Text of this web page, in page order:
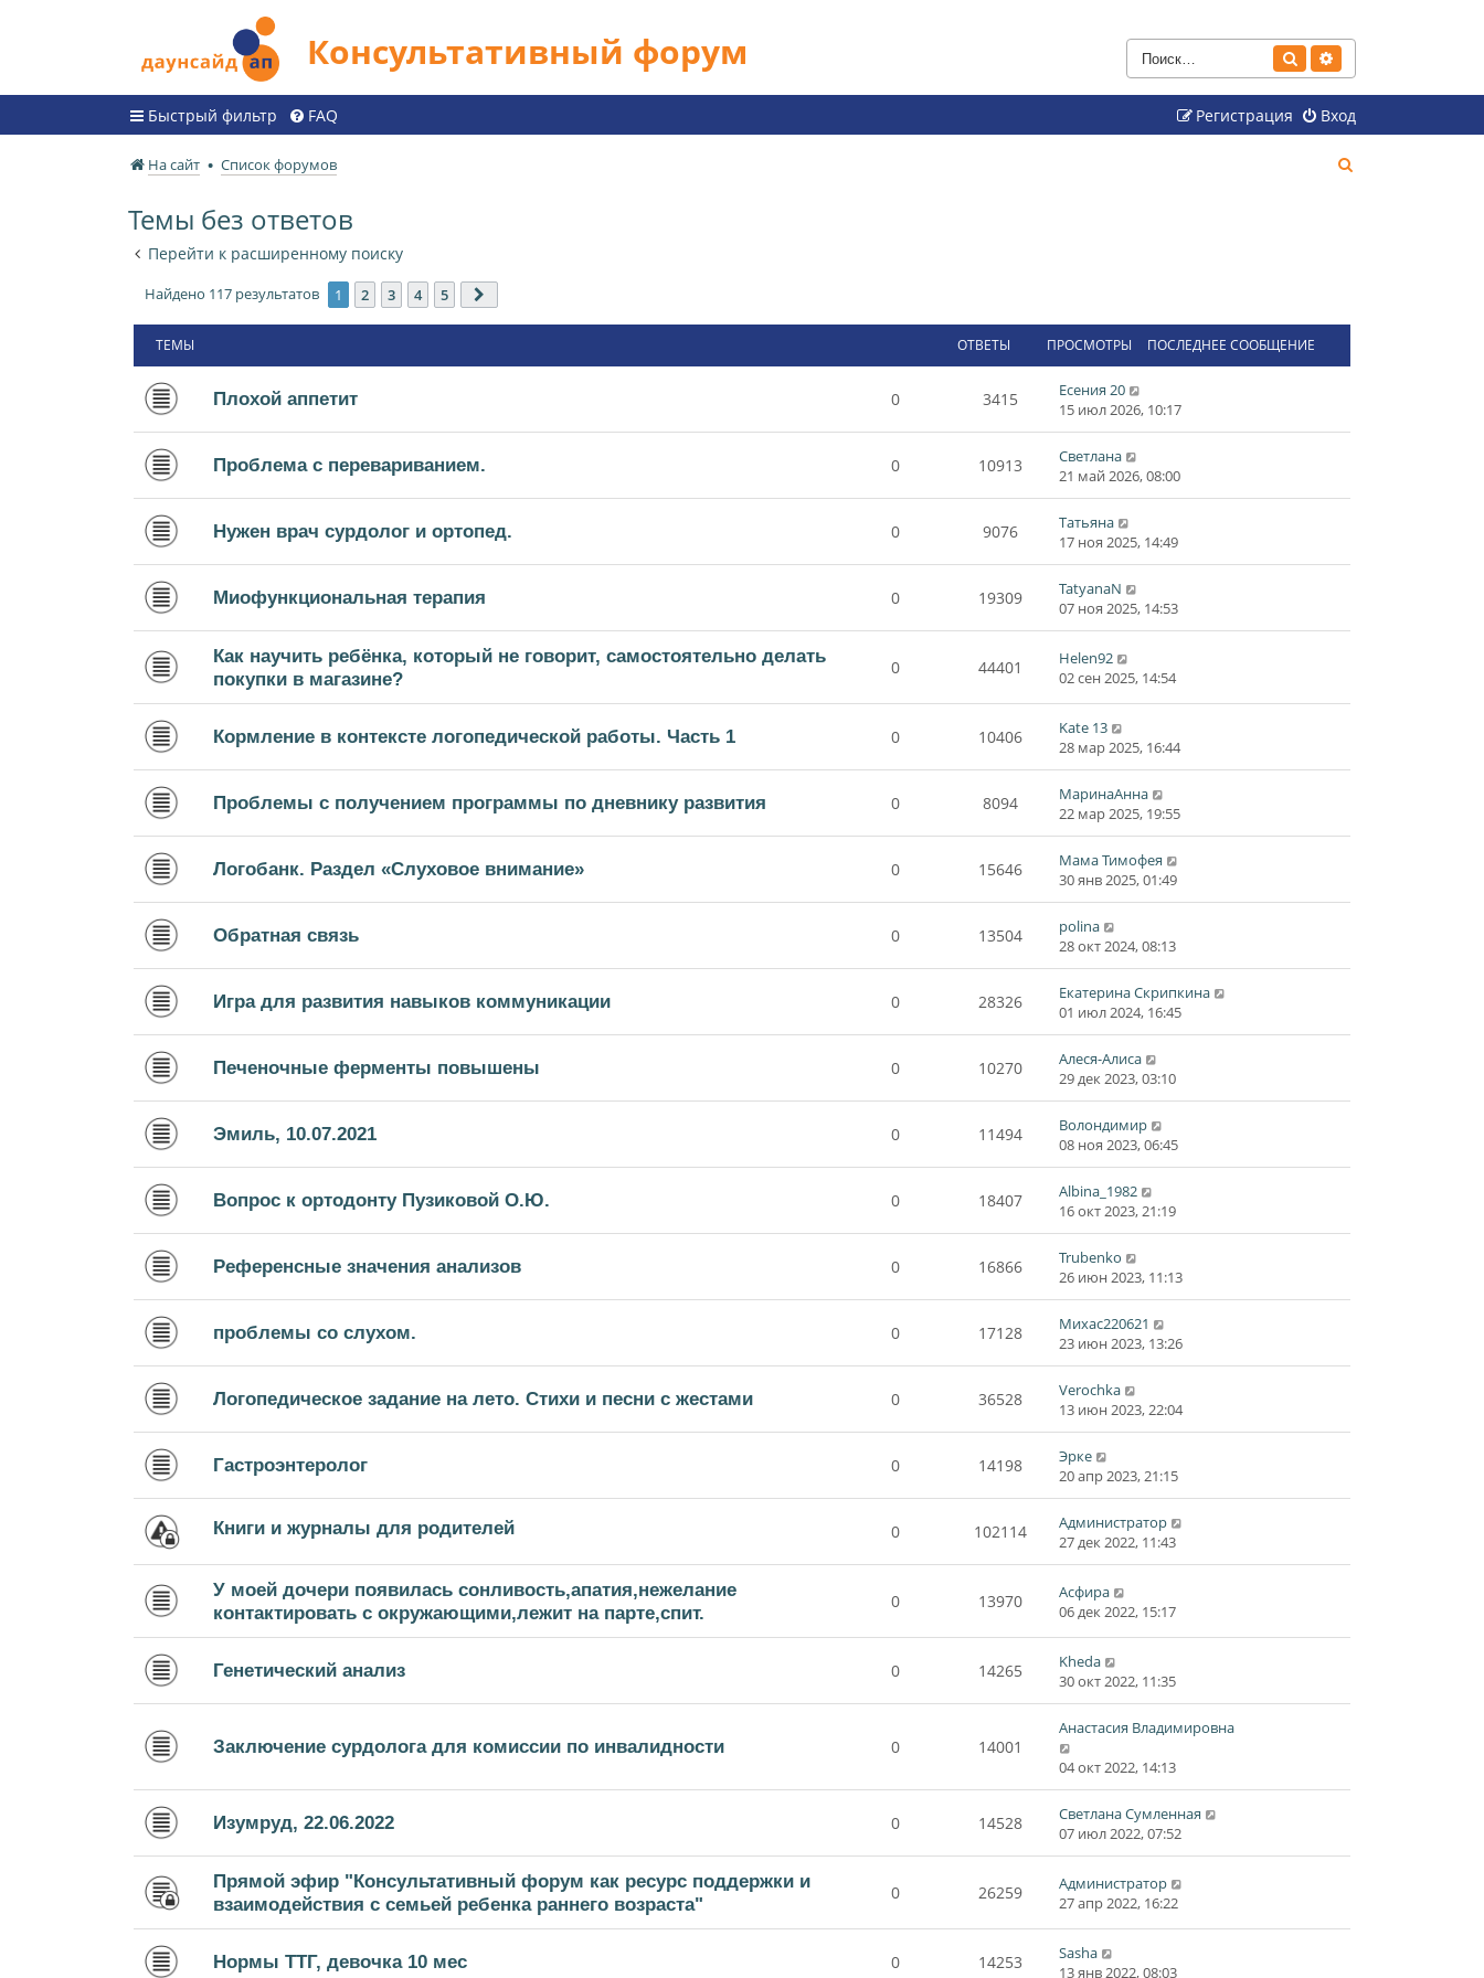
Консультативный форум Поиск
Быстрый фильтр FAQ Вход
Регистрация
На сайт Список форумов
Темы без ответов
Перейти к расширенному поиску
Найдено 117 результатов 1 2 3 4 5
ТЕМЫ ОТВЕТЫ ПРОСМОТРЫ ПОСЛЕДНЕЕ СООБЩЕНИЕ
Плохой аппетит 0 3415
Есения 20
15 июл 2026, 10:17
Проблема с перевариванием. 0 10913
Светлана
21 май 2026, 08:00
Нужен врач сурдолог и ортопед. 0 9076
Татьяна
17 ноя 2025, 14:49
Миофункциональная терапия 0 19309
TatyanaN
07 ноя 2025, 14:53
Как научить ребёнка, который не говорит, самостоятельно делать
покупки в магазине?
0 44401
Helen92
02 сен 2025, 14:54
Кормление в контексте логопедической работы. Часть 1 0 10406
Kate 13
28 мар 2025, 16:44
Проблемы с получением программы по дневнику развития 0 8094
МаринаАнна
22 мар 2025, 19:55
Логобанк. Раздел «Слуховое внимание» 0 15646
Мама Тимофея
30 янв 2025, 01:49
Обратная связь 0 13504
polina
28 окт 2024, 08:13
Игра для развития навыков коммуникации 0 28326
Екатерина Скрипкина
01 июл 2024, 16:45
Печеночные ферменты повышены 0 10270
Алеся-Алиса
29 дек 2023, 03:10
Эмиль, 10.07.2021 0 11494
Волондимир
08 ноя 2023, 06:45
Вопрос к ортодонту Пузиковой О.Ю. 0 18407
Albina_1982
16 окт 2023, 21:19
Референсные значения анализов 0 16866
Trubenko
26 июн 2023, 11:13
проблемы со слухом. 0 17128
Михас220621
23 июн 2023, 13:26
Логопедическое задание на лето. Стихи и песни с жестами 0 36528
Verochka
13 июн 2023, 22:04
Гастроэнтеролог 0 14198
Эрке
20 апр 2023, 21:15
Книги и журналы для родителей 0 102114
Администратор
27 дек 2022, 11:43
У моей дочери появилась сонливость,апатия,нежелание
контактировать с окружающими,лежит на парте,спит.
0 13970
Асфира
06 дек 2022, 15:17
Генетический анализ 0 14265
Kheda
30 окт 2022, 11:35
Заключение сурдолога для комиссии по инвалидности 0 14001
Анастасия Владимировна
04 окт 2022, 14:13
Изумруд, 22.06.2022 0 14528
Светлана Сумленная
07 июл 2022, 07:52
Прямой эфир "Консультативный форум как ресурс поддержки и
взаимодействия с семьей ребенка раннего возраста"
0 26259
Администратор
27 апр 2022, 16:22
Нормы ТТГ, девочка 10 мес 0 14253
Sasha
13 янв 2022, 08:03